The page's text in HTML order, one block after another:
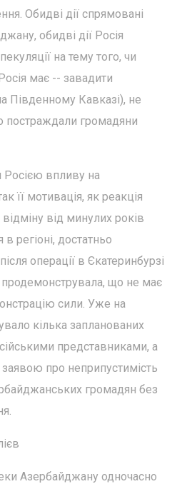
Обидві дії спрямовані
обидві дії Росія
на тему того, чи
має -- завадити
Південному Кавказі), не
постраждали громадяни
Росією впливу на
її мотивація, як реакція
від минулих років
регіоні, достатньо
операції в Єкатеринбурзі
що не має
сили. Уже на
кілька запланованих
представниками, а
про неприпустимість
громадян без
Азербайджану одночасно